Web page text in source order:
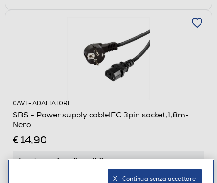
CAVI - ADATTATORI
SBS - Power supply cableIEC 3pin socket,1,8m-
Nero
€ 14,90
Acquisto online:disponibile
Ritiro in negozio in 30' gratuito:verifica
X   Continua senza accettare